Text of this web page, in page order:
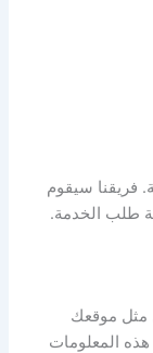
24 ساعة. فريقنا سيقوم
طلب الخدمة.
مثل موقعك
المعلومات